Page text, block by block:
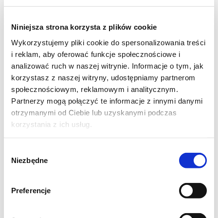
Niniejsza strona korzysta z plików cookie
Wykorzystujemy pliki cookie do spersonalizowania treści
i reklam, aby oferować funkcje społecznościowe i
analizować ruch w naszej witrynie. Informacje o tym, jak
korzystasz z naszej witryny, udostępniamy partnerom
społecznościowym, reklamowym i analitycznym.
Partnerzy mogą połączyć te informacje z innymi danymi
otrzymanymi od Ciebie lub uzyskanymi podczas
korzystania z ich usług.
zgody
Niezbędne
Preferencje
szklanka jagód
Na kruszonkę:
100 g mąki
75 g zimnego masła
Wykonanie:
Przygotować kruszonkę. W tym celu zimne